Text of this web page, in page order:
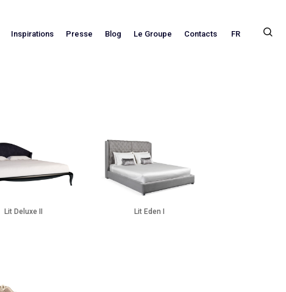
Inspirations Presse Blog Le Groupe Contacts FR
Lit Deluxe II Lit Eden I